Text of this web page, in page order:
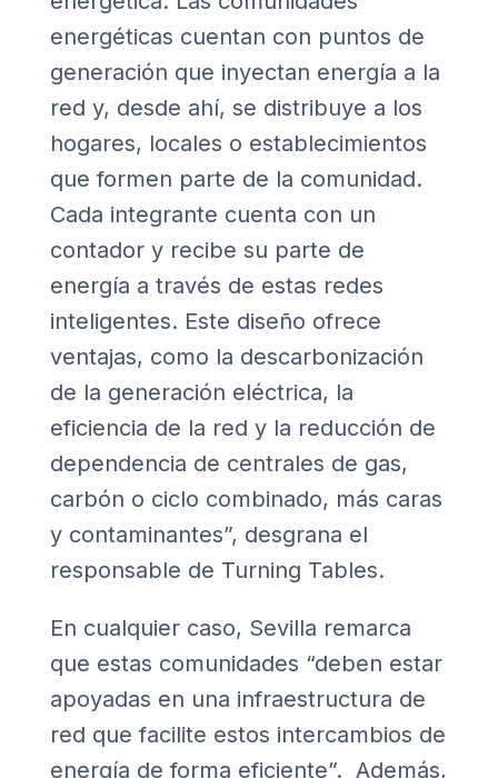
energéticas cuentan con puntos de
generación que inyectan energía a la
red y, desde ahí, se distribuye a los
hogares, locales o establecimientos
que formen parte de la comunidad.
Cada integrante cuenta con un
contador y recibe su parte de
energía a través de estas redes
inteligentes. Este diseño ofrece
ventajas, como la descarbonización
de la generación eléctrica, la
eficiencia de la red y la reducción de
dependencia de centrales de gas,
carbón o ciclo combinado, más caras
y contaminantes”, desgrana el
responsable de Turning Tables.
En cualquier caso, Sevilla remarca
que estas comunidades “deben estar
apoyadas en una infraestructura de
red que facilite estos intercambios de
energía de forma eficiente”. Además,